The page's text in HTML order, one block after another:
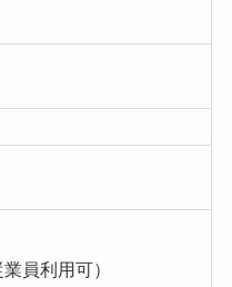
員利用可）